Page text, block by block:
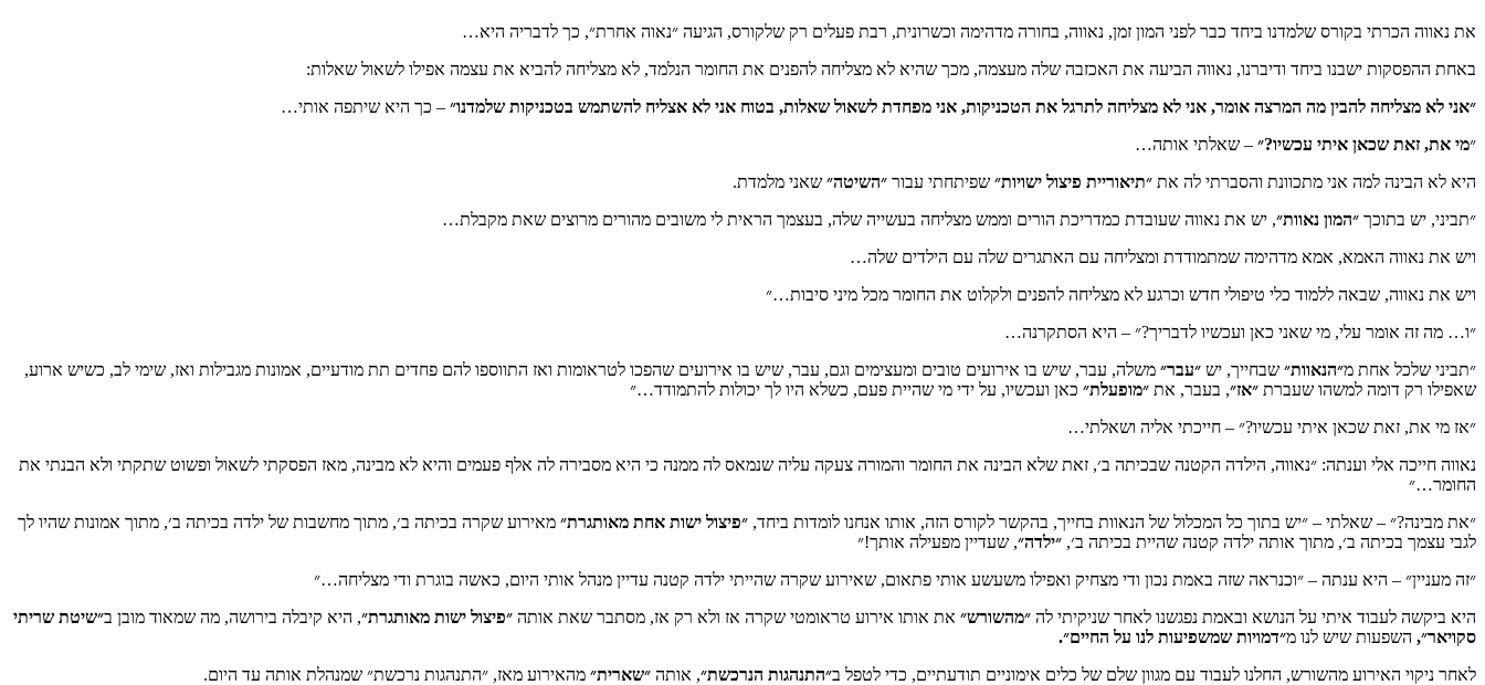
את נאווה הכרתי בקורס שלמדנו ביחד כבר לפני המון זמן, נאווה, בחורה מדהימה וכשרונית, רבת פעלים רק שלקורס, הגיעה ״נאוה אחרת״, כך לדבריה היא…
באחת ההפסקות ישבנו ביחד ודיברנו, נאווה הביעה את האכזבה שלה מעצמה, מכך שהיא לא מצליחה להפנים את החומר הנלמד, לא מצליחה להביא את עצמה אפילו לשאול שאלות:
״אני לא מצליחה להבין מה המרצה אומר, אני לא מצליחה לתרגל את הטכניקות, אני מפחדת לשאול שאלות, בטוח אני לא אצליח להשתמש בטכניקות שלמדנו״ – כך היא שיתפה אותי…
״מי את, זאת שכאן איתי עכשיו?״ – שאלתי אותה…
היא לא הבינה למה אני מתכוונת והסברתי לה את ״תיאוריית פיצול ישויות״ שפיתחתי עבור ״השיטה״ שאני מלמדת.
״תביני, יש בתוכך ״המון נאוות״, יש את נאווה שעובדת כמדריכת הורים וממש מצליחה בעשייה שלה, בעצמך הראית לי משובים מהורים מרוצים שאת מקבלת…
ויש את נאווה האמא, אמא מדהימה שמתמודדת ומצליחה עם האתגרים שלה עם הילדים שלה…
ויש את נאווה, שבאה ללמוד כלי טיפולי חדש וכרגע לא מצליחה להפנים ולקלוט את החומר מכל מיני סיבות…״
״ו… מה זה אומר עלי, מי שאני כאן ועכשיו לדבריך?״ – היא הסתקרנה…
״תביני שלכל אחת מ״הנאוות״ שבחייך, יש ״עבר״ משלה, עבר, שיש בו אירועים טובים ומעצימים וגם, עבר, שיש בו אירועים שהפכו לטראומות ואז התווספו להם פחדים תת מודעיים, אמונות מגבילות ואז, שימי לב, כשיש ארוע,
שאפילו רק דומה למשהו שעברת ״אז״, בעבר, את ״מופעלת״ כאן ועכשיו, על ידי מי שהיית פעם, כשלא היו לך יכולות להתמודד…״
״אז מי את, זאת שכאן איתי עכשיו?״ – חייכתי אליה ושאלתי…
נאווה חייכה אלי וענתה: ״נאווה, הילדה הקטנה שבכיתה ב׳, זאת שלא הבינה את החומר והמורה צעקה עליה שנמאס לה ממנה כי היא מסבירה לה אלף פעמים והיא לא מבינה, מאז הפסקתי לשאול ופשוט שתקתי ולא הבנתי את
החומר…״
״את מבינה?״ – שאלתי – ״יש בתוך כל המכלול של הנאוות בחייך, בהקשר לקורס הזה, אותו אנחנו לומדות ביחד, ״פיצול ישות אחת מאותגרת״ מאירוע שקרה בכיתה ב׳, מתוך מחשבות של ילדה בכיתה ב׳, מתוך אמונות שהיו לך
לגבי עצמך בכיתה ב׳, מתוך אותה ילדה קטנה שהיית בכיתה ב׳, ״ילדה״, שעדיין מפעילה אותך!״
״זה מעניין״ – היא ענתה – ״וכנראה שזה באמת נכון ודי מצחיק ואפילו משעשע אותי פתאום, שאירוע שקרה שהייתי ילדה קטנה עדיין מנהל אותי היום, כאשה בוגרת ודי מצליחה…״
היא ביקשה לעבוד איתי על הנושא ובאמת נפגשנו לאחר שניקיתי לה ״מהשורש״ את אותו אירוע טראומטי שקרה אז ולא רק אז, מסתבר שאת אותה ״פיצול ישות מאותגרת״, היא קיבלה בירושה, מה שמאוד מובן ב״שיטת שריתי
סקויאר״, השפעות שיש לנו מ״דמויות שמשפיעות לנו על החיים״.
לאחר ניקוי האירוע מהשורש, החלנו לעבוד עם מגוון שלם של כלים אימוניים תודעתיים, כדי לטפל ב״התנהגות הנרכשת״, אותה ״שארית״ מהאירוע מאז, ״התנהגות נרכשת״ שמנהלת אותה עד היום.